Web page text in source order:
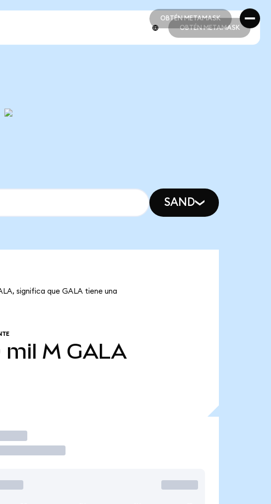
OBTÉN METAMASK
OBTÉN METAMASK
OBTÉN METAMASK
SAND
significa que GALA tiene una
mil M GALA